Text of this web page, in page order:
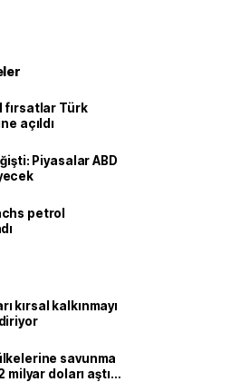
fırsatlar Türk
açıldı
Piyasalar ABD
petrol
kırsal kalkınmayı
savunma
milyar doları aştı